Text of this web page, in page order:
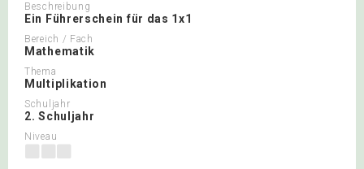
Beschreibung
Ein Führerschein für das 1x1
Bereich / Fach
Mathematik
Thema
Multiplikation
Schuljahr
2. Schuljahr
Niveau